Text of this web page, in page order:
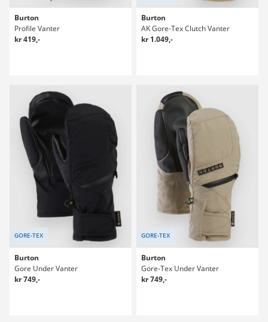
Burton
Profile Vanter
kr 419,-
Burton
AK Gore-Tex Clutch Vanter
kr 1.049,-
GORE-TEX
Burton
Gore Under Vanter
kr 749,-
GORE-TEX
Burton
Gore-Tex Under Vanter
kr 749,-